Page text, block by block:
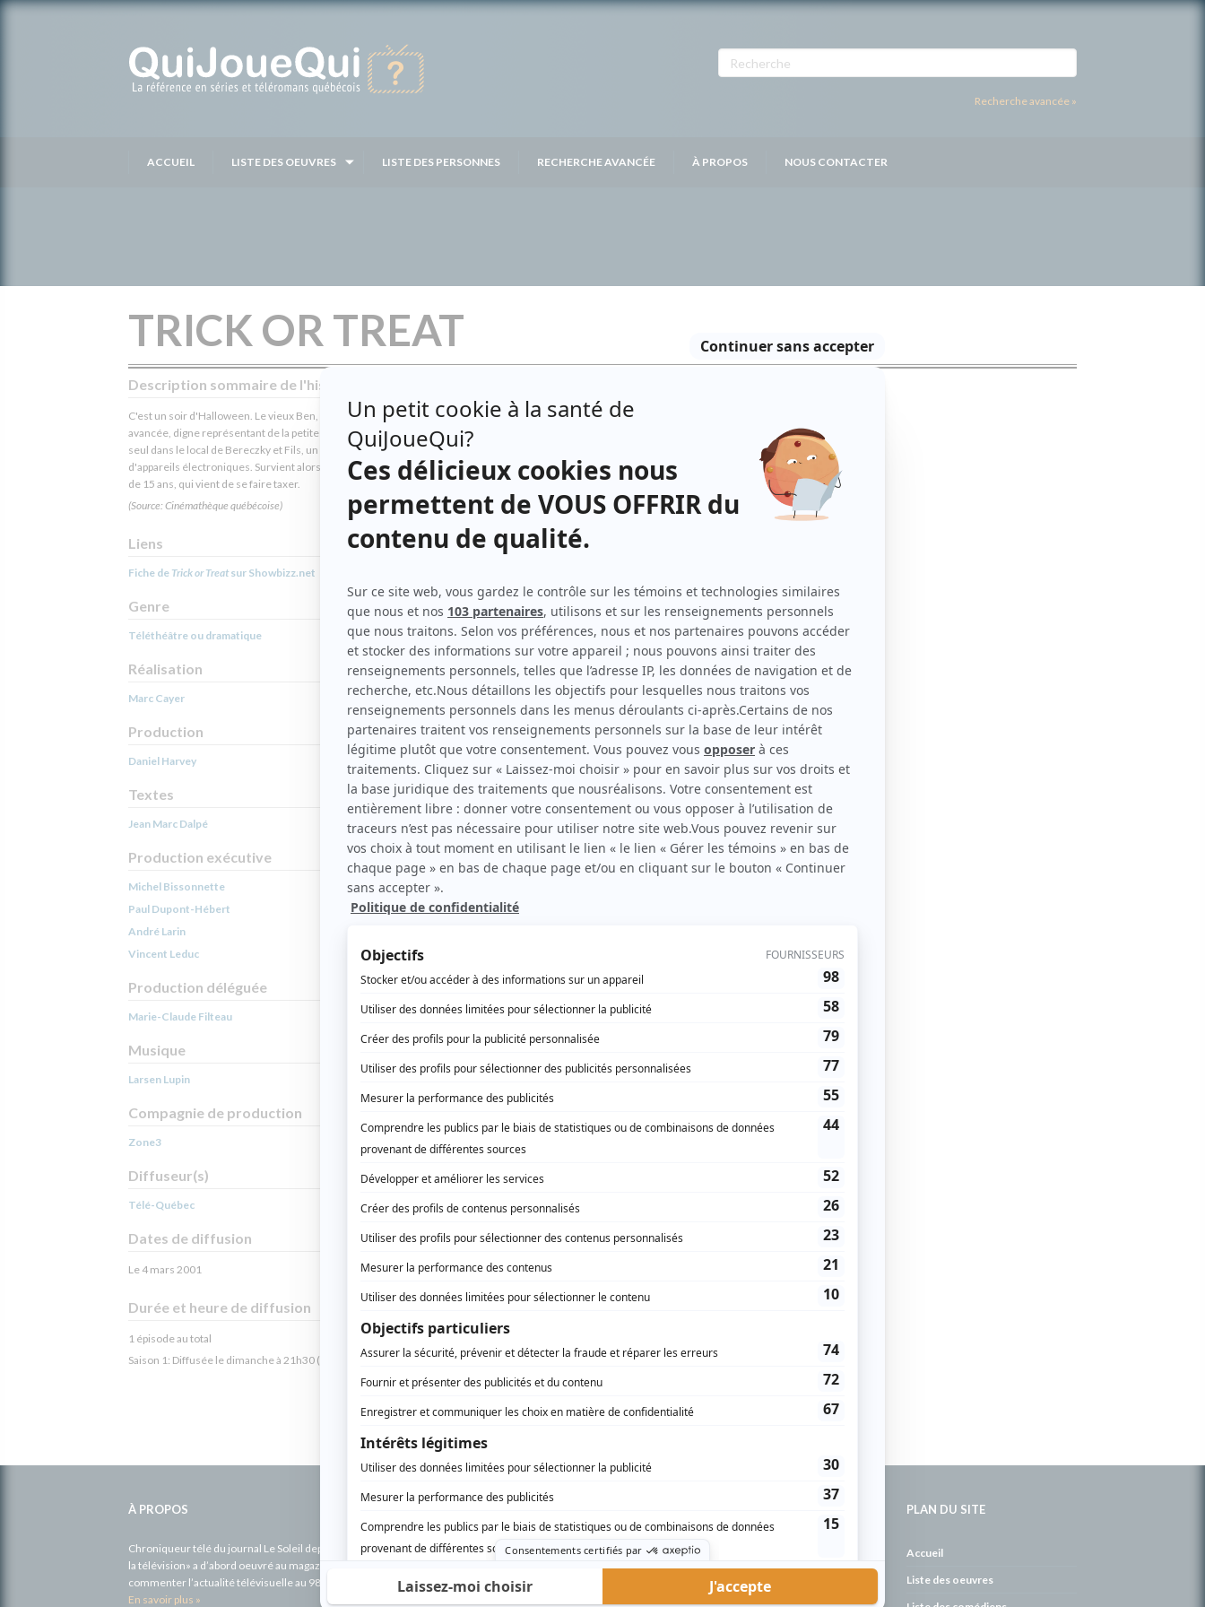
Recherche avancée »
ACCUEIL LISTE DES OEUVRES LISTE DES PERSONNES RECHERCHE AVANCÉE À PROPOS NOUS CONTACTER
TRICK OR TREAT
Description sommaire de l'histoire
C'est un soir d'Halloween. Le vieux Ben, la quarantaine
avancée, digne représentant de la petite pègre du quartier, est
seul dans le local de Bereczky et Fils, un atelier de réparation
d'appareils électroniques. Survient alors Mike, un adolescent
de 15 ans, qui vient de se faire taxer.
(Source: Cinémathèque québécoise)
Liens
Fiche de Trick or Treat sur Showbizz.net
Genre
Téléthéâtre ou dramatique
Réalisation
Marc Cayer
Production
Daniel Harvey
Textes
Jean Marc Dalpé
Production exécutive
Michel Bissonnette
Paul Dupont-Hébert
André Larin
Vincent Leduc
Production déléguée
Marie-Claude Filteau
Musique
Larsen Lupin
Compagnie de production
Zone3
Diffuseur(s)
Télé-Québec
Dates de diffusion
Le 4 mars 2001
Durée et heure de diffusion
1 épisode au total
Saison 1: Diffusée le dimanche à 21h30 (97 minutes)
Pierre Curzi(Ben)
Maxime Denommée
David Boutin(Cracked)
Jean Marc Dalpé( Raymond)
Robert Bénard
Jaypee)
Daniel Breton
Marie-Claude Filteau( Infirmière
À PROPOS
Chroniqueur télé du journal Le Soleil depuis 2001, Richard Therrien carbure à son petit écran. Celui qu’on surnomme parfois «l’encyclopédie de
la télévision» a d’abord oeuvré au magazine TV Hebdo de 1996 à 2001. Sa spécialité: la télé québécoise. On peut l’entendre régulièrement
commenter l’actualité télévisuelle au 98,5.
En savoir plus »
PLAN DU SITE
Accueil
Liste des oeuvres